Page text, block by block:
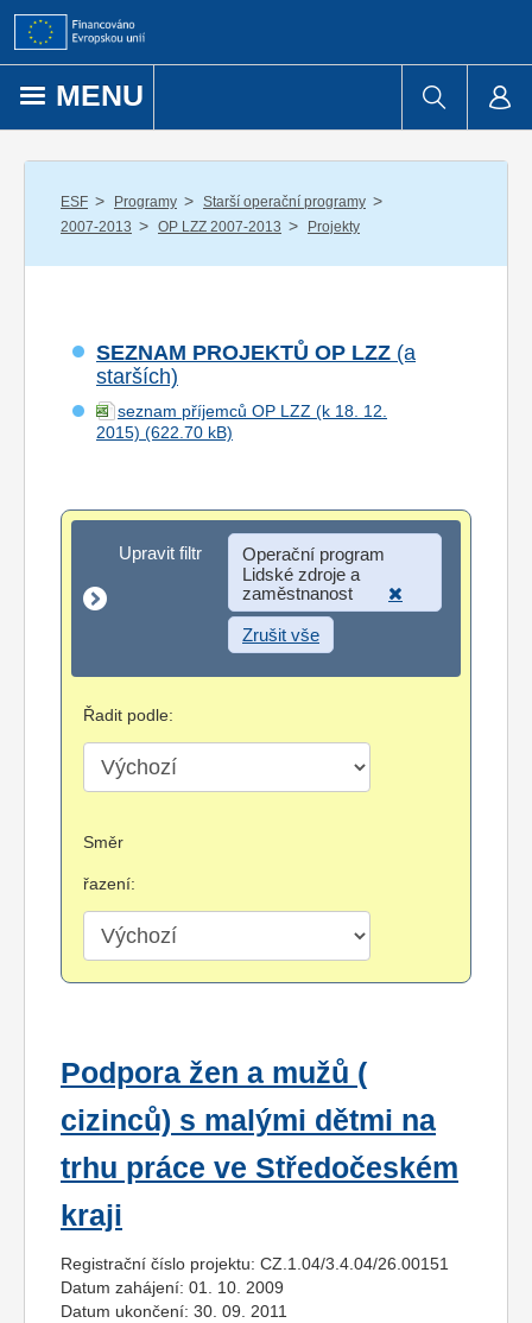
Přejít k obsahu
MENU
ESF / Programy / Starší operační programy /
2007-2013 / OP LZZ 2007-2013 / Projekty
SEZNAM PROJEKTŮ OP LZZ (a
starších)
seznam příjemců OP LZZ (k 18. 12.
2015)
Upravit filtr
Upravit filtr
Operační program
Lidské zdroje a
zaměstnanost
Zrušit vše
Řadit podle:
Směr
řazení:
Podpora žen a mužů (
cizinců) s malými dětmi na
trhu práce ve Středočeském
kraji
Registrační číslo projektu: CZ.1.04/3.4.04/26.00151
Datum zahájení: 01. 10. 2009
Datum ukončení: 30. 09. 2011